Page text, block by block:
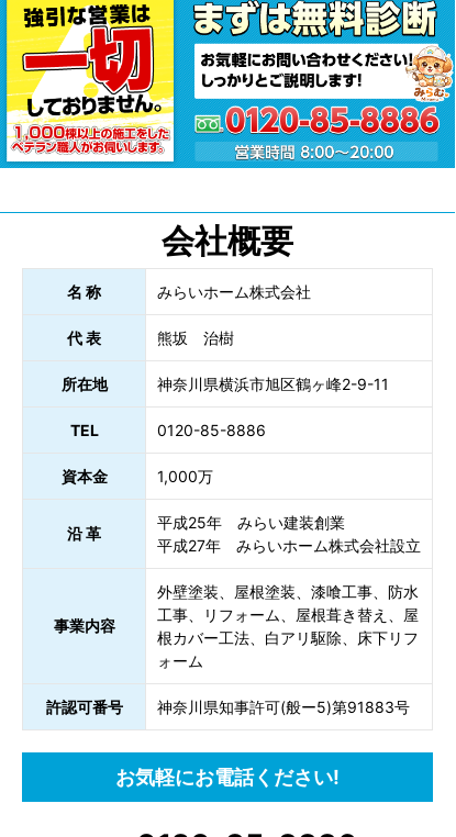
会社概要
名 称 みらいホーム株式会社
代 表 熊坂 治樹
所在地 神奈川県横浜市旭区鶴ヶ峰2-9-11
TEL 0120-85-8886
資本金 1,000万
沿 革
平成25年 みらい建装創業
平成27年 みらいホーム株式会社設立
事業内容
外壁塗装、屋根塗装、漆喰工事、防水
工事、リフォーム、屋根葺き替え、屋
根カバー工法、白アリ駆除、床下リフ
ォーム
許認可番号 神奈川県知事許可(般ー5)第91883号
お気軽にお電話ください!